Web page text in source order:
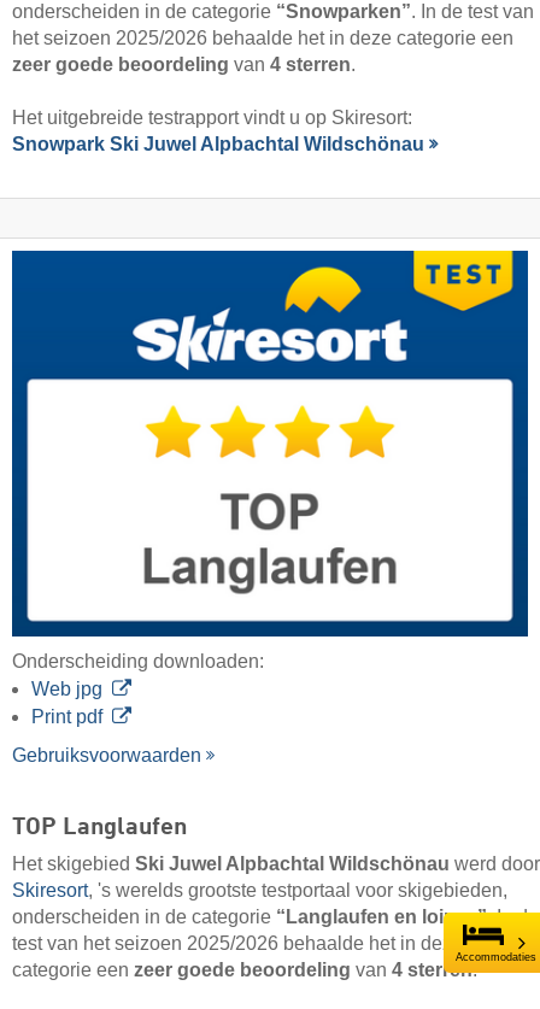
Accommodaties
onderscheiden in de categorie “Snowparken”. In de test van
het seizoen 2025/2026 behaalde het in deze categorie een
zeer goede beoordeling van 4 sterren.
Het uitgebreide testrapport vindt u op Skiresort:
Snowpark Ski Juwel Alpbachtal Wildschönau
Onderscheiding downloaden:
Web jpg
Print pdf
Gebruiksvoorwaarden
TOP Langlaufen
Het skigebied Ski Juwel Alpbachtal Wildschönau werd door
Skiresort, 's werelds grootste testportaal voor skigebieden,
onderscheiden in de categorie “Langlaufen en loipes”. In de
test van het seizoen 2025/2026 behaalde het in deze
categorie een zeer goede beoordeling van 4 sterren.